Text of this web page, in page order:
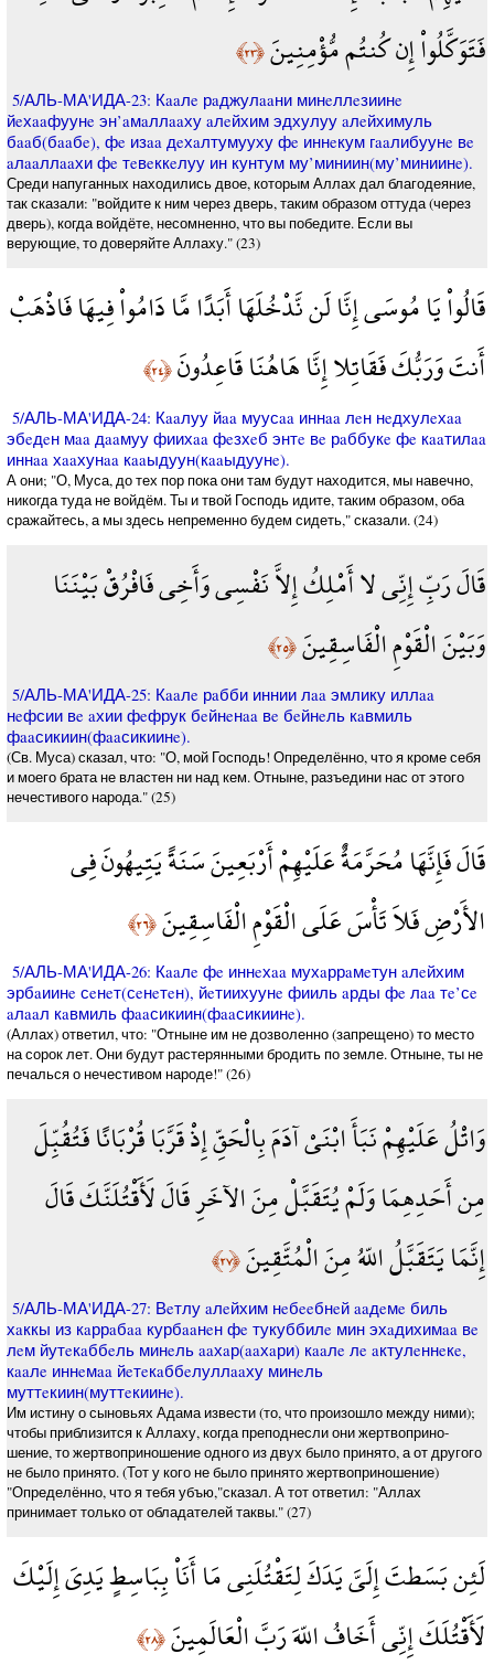
فَتَوَكَّلُواْ إِن كُنتُم مُّؤْمِنِينَ﴿٢٣﴾
5/АЛЬ-МА'ИДА-23: Кaaлe рaджулaaни минeллeзиинe
йeхaaфуунe эн’aмaллaaху aлeйхим эдхулуу aлeйхимуль
бaaб(бaaбe), фe изaa дeхaлтумууху фe иннeкум гaaлибуунe вe
aлaaллaaхи фe тeвeккeлуу ин кунтум му’миниин(му’миниинe).
Среди напуганных находились двое, которым Аллах дал благодеяние,
так сказали: "войдите к ним через дверь, таким образом оттуда (через
дверь), когда войдёте, несомненно, что вы победите. Если вы
верующие, то доверяйте Аллаху." (23)
قَالُواْ يَا مُوسَى إِنَّا لَن نَّدْخُلَهَا أَبَدًا مَّا دَامُواْ فِيهَا فَاذْهَبْ
أَنتَ وَرَبُّكَ فَقَاتِلا إِنَّا هَاهُنَا قَاعِدُونَ﴿٢٤﴾
5/АЛЬ-МА'ИДА-24: Кaaлуу йaa муусaa иннaa лeн нeдхулeхaa
эбeдeн мaa дaaмуу фиихaa фeзхeб энтe вe рaббукe фe кaaтилaa
иннaa хaaхунaa кaaыдуун(кaaыдуунe).
А они; "О, Муса, до тех пор пока они там будут находится, мы навечно,
никогда туда не войдём. Ты и твой Господь идите, таким образом, оба
сражайтесь, а мы здесь непременно будем сидеть," сказали. (24)
قَالَ رَبِّ إِنِّي لا أَمْلِكُ إِلاَّ نَفْسِي وَأَخِي فَافْرُقْ بَيْنَنَا
وَبَيْنَ الْقَوْمِ الْفَاسِقِينَ﴿٢٥﴾
5/АЛЬ-МА'ИДА-25: Кaaлe рaбби иннии лaa эмлику иллaa
нeфсии вe aхии фeфрук бeйнeнaa вe бeйнeль кaвмиль
фaaсикиин(фaaсикиинe).
(Св. Муса) сказал, что: "О, мой Господь! Определённо, что я кроме себя
и моего брата не властен ни над кем. Отныне, разъедини нас от этого
нечестивого народа." (25)
قَالَ فَإِنَّهَا مُحَرَّمَةٌ عَلَيْهِمْ أَرْبَعِينَ سَنَةً يَتِيهُونَ فِي
الأَرْضِ فَلاَ تَأْسَ عَلَى الْقَوْمِ الْفَاسِقِينَ﴿٢٦﴾
5/АЛЬ-МА'ИДА-26: Кaaлe фe иннeхaa мухaррaмeтун aлeйхим
эрбaиинe сeнeт(сeнeтeн), йeтиихуунe фииль aрды фe лaa тe’сe
aлaaл кaвмиль фaaсикиин(фaaсикиинe).
(Аллах) ответил, что: "Отныне им не дозволенно (запрещено) то место
на сорок лет. Они будут растерянными бродить по земле. Отныне, ты не
печалься о нечестивом народе!" (26)
وَاتْلُ عَلَيْهِمْ نَبَأَ ابْنَيْ آدَمَ بِالْحَقِّ إِذْ قَرَّبَا قُرْبَانًا فَتُقُبِّلَ
مِن أَحَدِهِمَا وَلَمْ يُتَقَبَّلْ مِنَ الآخَرِ قَالَ لَأَقْتُلَنَّكَ قَالَ
إِنَّمَا يَتَقَبَّلُ اللّهُ مِنَ الْمُتَّقِينَ﴿٢٧﴾
5/АЛЬ-МА'ИДА-27: Вeтлу aлeйхим нeбeeбнeй aaдeмe биль
хaккы из кaррaбaa курбaaнeн фe тукуббилe мин эхaдихимaa вe
лeм йутeкaббeль минeль aaхaр(aaхaри) кaaлe лe aктулeннeкe,
кaaлe иннeмaa йeтeкaббeлуллaaху минeль
муттeкиин(муттeкиинe).
Им истину о сыновьях Адама извести (то, что произошло между ними);
чтобы приблизится к Аллаху, когда преподнесли они жертвоприно-
шение, то жертвоприношение одного из двух было принято, а от другого
не было принято. (Тот у кого не было принято жертвоприношение)
"Определённо, что я тебя убъю,"сказал. А тот ответил: "Аллах
принимает только от обладателей таквы." (27)
لَئِن بَسَطتَ إِلَيَّ يَدَكَ لِتَقْتُلَنِي مَا أَنَاْ بِبَاسِطٍ يَدِيَ إِلَيْكَ
لَأَقْتُلَكَ إِنِّي أَخَافُ اللّهَ رَبَّ الْعَالَمِينَ﴿٢٨﴾